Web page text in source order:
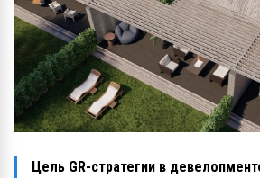
Цель GR-стратегии в